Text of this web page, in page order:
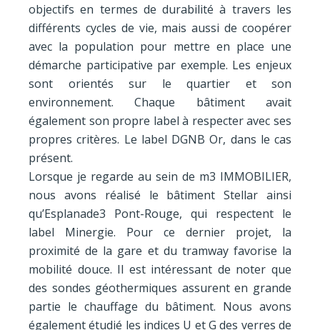
objectifs en termes de durabilité à travers les
différents cycles de vie, mais aussi de coopérer
avec la population pour mettre en place une
démarche participative par exemple. Les enjeux
sont orientés sur le quartier et son
environnement. Chaque bâtiment avait
également son propre label à respecter avec ses
propres critères. Le label DGNB Or, dans le cas
présent.
Lorsque je regarde au sein de m3 IMMOBILIER,
nous avons réalisé le bâtiment Stellar ainsi
qu’Esplanade3 Pont-Rouge, qui respectent le
label Minergie. Pour ce dernier projet, la
proximité de la gare et du tramway favorise la
mobilité douce. Il est intéressant de noter que
des sondes géothermiques assurent en grande
partie le chauffage du bâtiment. Nous avons
également étudié les indices U et G des verres de